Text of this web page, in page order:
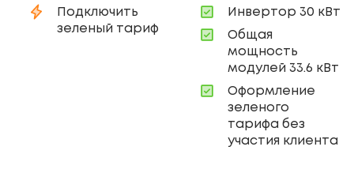
Подключить
зеленый тариф
Инвертор 30 кВт
Общая
мощность
модулей 33.6 кВт
Оформление
зеленого
тарифа без
участия клиента